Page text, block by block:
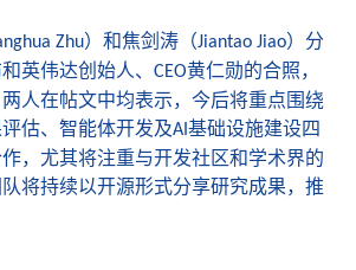
Zhu）和焦剑涛（Jiantao Jiao）分
英伟达创始人、 CEO黄仁勋的合照，
人在帖文中均表示，今后将重点围绕
估、智能体开发及AI基础设施建设四
，尤其将注重与开发社区和学术界的
将持续以开源形式分享研究成果，推